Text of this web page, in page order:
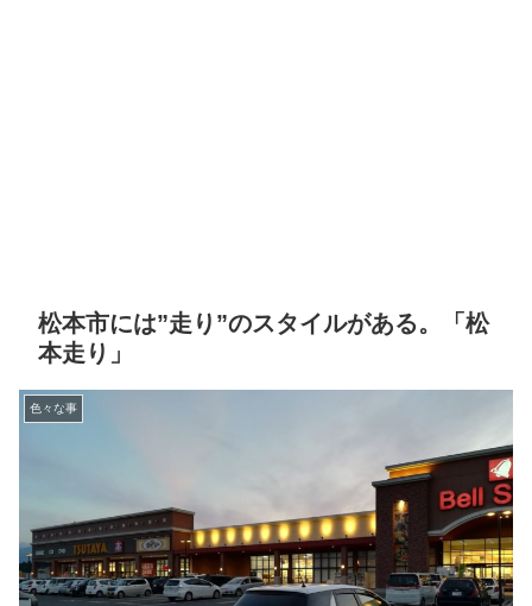
松本市には”走り”のスタイルがある。「松
本走り」
色々な事